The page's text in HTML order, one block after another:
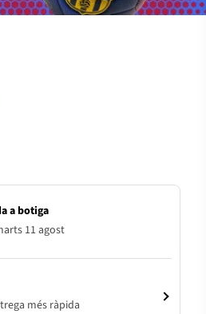
a botiga
11 agost
més ràpida